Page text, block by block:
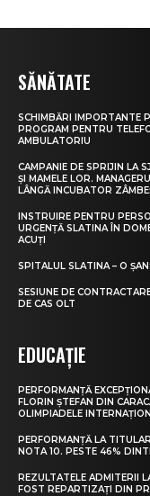
SĂNĂTATE
SCHIMBĂRI IMPORTANTE
PROGRAM PENTRU
AMBULATORIU
CAMPANIE DE SPRIJIN LA
ȘI MAMELE LOR.
LÂNGĂ INCUBATOR
INSTRUIRE PENTRU
URGENȚĂ SLATINA ÎN
ACUȚI
SPITALUL SLATINA – O
SESIUNE DE
DE CAS OLT
EDUCAȚIE
PERFORMANȚĂ
FLORIN ȘTEFAN DIN
OLIMPIADELE
PERFORMANȚĂ LA
NOTA 10. PESTE 46%
REZULTATELE ADMITERII
FOST REPARTIZAȚI DIN